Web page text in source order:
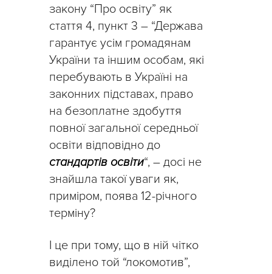
закону “Про освіту” як
стаття 4, пункт 3 – “Держава
гарантує усім громадянам
України та іншим особам, які
перебувають в Україні на
законних підставах, право
на безоплатне здобуття
повної загальної середньої
освіти відповідно до
стандартів освіти“, – досі не
знайшла такої уваги як,
приміром, поява 12-річного
терміну?
І це при тому, що в ній чітко
виділено той “локомотив”,